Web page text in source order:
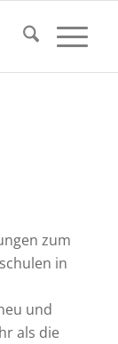
zum
in
und
als die